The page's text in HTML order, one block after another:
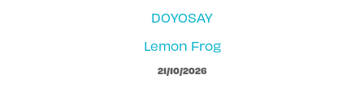
DOYOSAY
Lemon Frog
21/10/2026